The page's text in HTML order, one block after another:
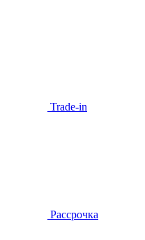
Trade-in
Рассрочка